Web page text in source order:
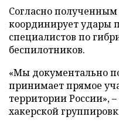
Согласно
координирует удары
специалистов по
беспилотников.
«Мы документально
принимает прямое
территории России»,
хакерской